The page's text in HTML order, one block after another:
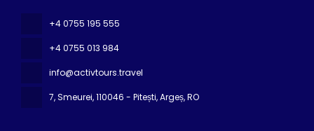
+4 0755 195 555
+4 0755 013 984
info@activtours.travel
7, Smeurei, 110046 - Pitești, Argeș, RO